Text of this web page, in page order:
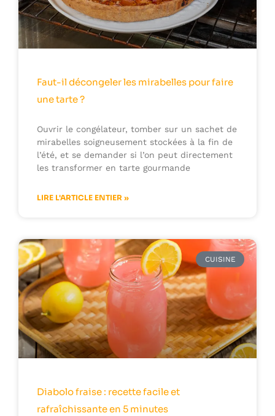
Faut-il décongeler les mirabelles pour faire
une tarte ?
Ouvrir le congélateur, tomber sur un sachet de
mirabelles soigneusement stockées à la fin de
l’été, et se demander si l’on peut directement
les transformer en tarte gourmande
LIRE L'ARTICLE ENTIER »
CUISINE
Diabolo fraise : recette facile et
rafraîchissante en 5 minutes